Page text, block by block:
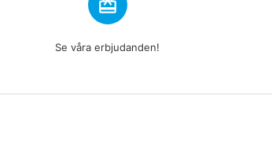
redeem
Se våra erbjudanden!